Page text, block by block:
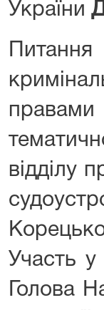
України
відділу
Участь
Голова